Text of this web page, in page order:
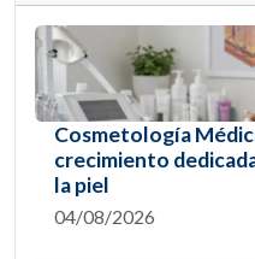
Cosmetología
crecimiento
la piel
04/08/2026